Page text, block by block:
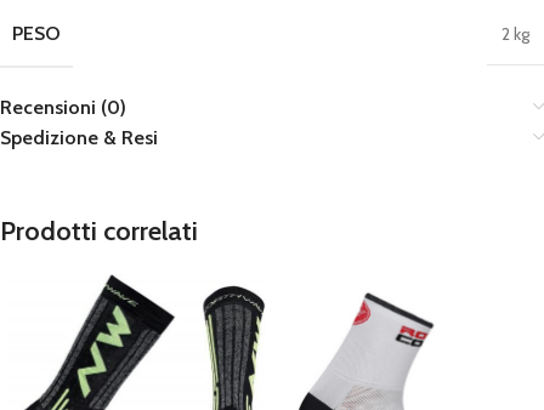
PESO
2 kg
Recensioni (0)
Spedizione & Resi
Prodotti correlati